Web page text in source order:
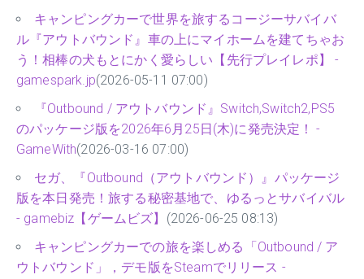
キャンピングカーで世界を旅するコージーサバイバ
ル『アウトバウンド』車の上にマイホームを建てちゃお
う！相棒の犬もとにかく愛らしい【先行プレイレポ】 -
gamespark.jp(2026-05-11 07:00)
『Outbound / アウトバウンド』Switch,Switch2,PS5
のパッケージ版を2026年6月25日(木)に発売決定！ -
GameWith(2026-03-16 07:00)
セガ、『Outbound（アウトバウンド）』パッケージ
版を本日発売！旅する秘密基地で、ゆるっとサバイバル
- gamebiz【ゲームビズ】 (2026-06-25 08:13)
キャンピングカーでの旅を楽しめる「Outbound / ア
ウトバウンド」，デモ版をSteamでリリース -